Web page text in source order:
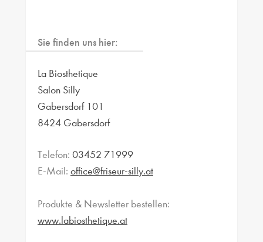
Sie finden uns hier:
La Biosthetique
Salon Silly
Gabersdorf 101
8424 Gabersdorf
Telefon: 03452 71999
E-Mail: office@friseur-silly.at
Produkte & Newsletter bestellen:
www.labiosthetique.at